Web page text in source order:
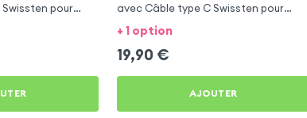
pour
avec Câble type C Swissten pour
OnePlus Nord CE 5G
+ 1 option
19,90 €
AJOUTER